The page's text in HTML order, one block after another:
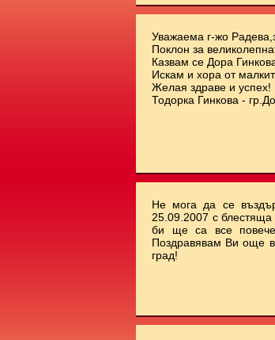
Уважаема г-жо
Поклон за
Казвам се Дора
Искам и хора от
Желая здраве и успех!
Тодорка Гинкова -
Не мога да се
25.09.2007 с
би ще са все повече
Поздравявам Ви още
град!